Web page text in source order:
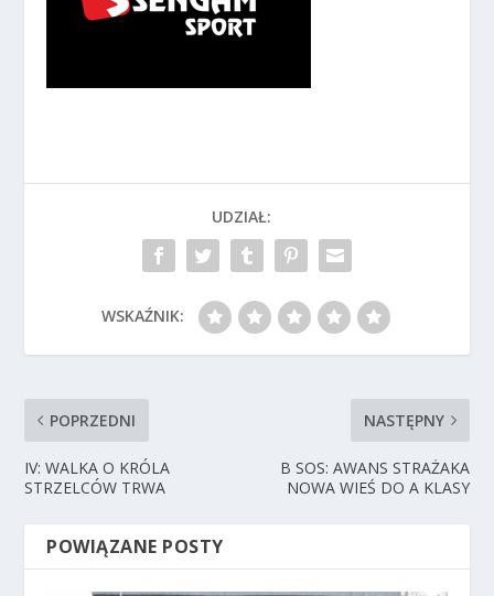
UDZIAŁ:
WSKAŹNIK:
POPRZEDNI
IV: WALKA O KRÓLA
STRZELCÓW TRWA
NASTĘPNY
B SOS: AWANS STRAŻAKA
NOWA WIEŚ DO A KLASY
POWIĄZANE POSTY